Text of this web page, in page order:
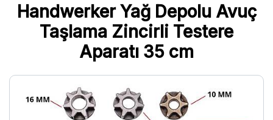
Handwerker Yağ Depolu Avuç
Taşlama Zincirli Testere
Aparatı 35 cm